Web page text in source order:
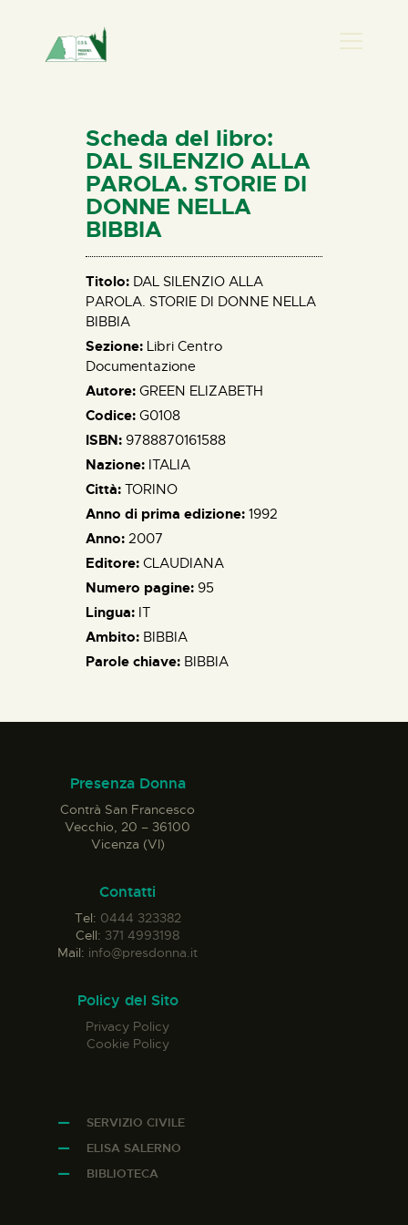
HOME
CHI SIAMO
NEWS
PERCORSI
BIBLIOTECA
ELISA SALERNO
CONTATTI
Scheda del libro:
DAL SILENZIO ALLA
PAROLA. STORIE DI
DONNE NELLA
BIBBIA
Titolo: DAL SILENZIO ALLA
PAROLA. STORIE DI DONNE NELLA
BIBBIA
Sezione: Libri Centro
Documentazione
Autore: GREEN ELIZABETH
Codice: G0108
ISBN: 9788870161588
Nazione: ITALIA
Città: TORINO
Anno di prima edizione: 1992
Anno: 2007
Editore: CLAUDIANA
Numero pagine: 95
Lingua: IT
Ambito: BIBBIA
Parole chiave: BIBBIA
Presenza Donna
Contrà San Francesco
Vecchio, 20 – 36100
Vicenza (VI)
Contatti
Tel: 0444 323382
Cell: 371 4993198
Mail: info@presdonna.it
Policy del Sito
Privacy Policy
Cookie Policy
SERVIZIO CIVILE
ELISA SALERNO
BIBLIOTECA